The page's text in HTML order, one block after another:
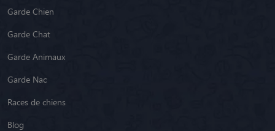
Garde Chien
Garde Chat
Garde Animaux
Garde Nac
Races de chiens
Blog